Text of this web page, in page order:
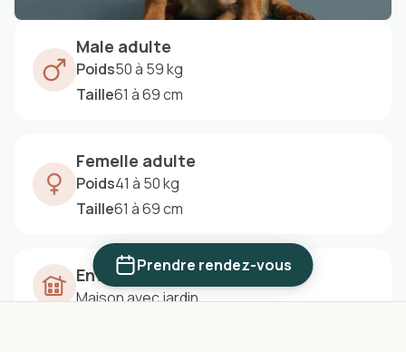
Prendre rendez-vous
Male adulte
Poids50 à 59 kg
Taille61 à 69 cm
Femelle adulte
Poids41 à 50 kg
Taille61 à 69 cm
Environnement
Maison avec jardin